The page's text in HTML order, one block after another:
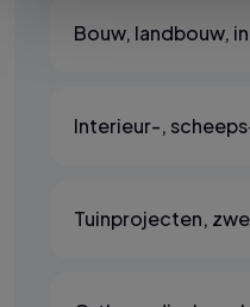
Bouw, landbouw,
Interieur-,
Tuinprojecten,